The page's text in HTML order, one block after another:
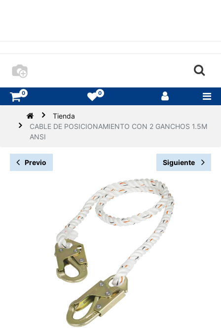
0 0
Tienda
CABLE DE POSICIONAMIENTO CON 2 GANCHOS 1.5M
ANSI
Previo Siguiente